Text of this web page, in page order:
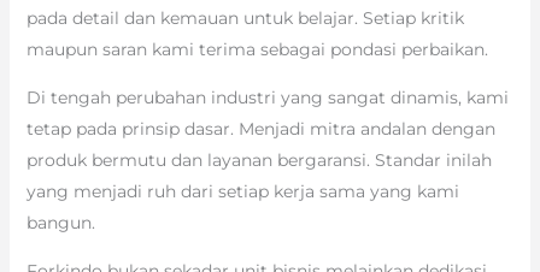
pada detail dan kemauan untuk belajar. Setiap kritik
maupun saran kami terima sebagai pondasi perbaikan.
Di tengah perubahan industri yang sangat dinamis, kami
tetap pada prinsip dasar. Menjadi mitra andalan dengan
produk bermutu dan layanan bergaransi. Standar inilah
yang menjadi ruh dari setiap kerja sama yang kami
bangun.